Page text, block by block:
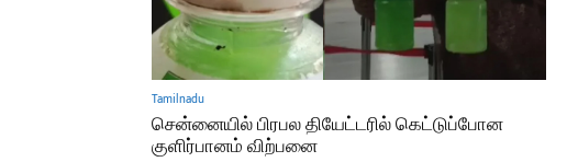
Tamilnadu
சென்னையில் பிரபல தியேட்டரில் கெட்டுப்போன
குளிர்பானம் விற்பனை